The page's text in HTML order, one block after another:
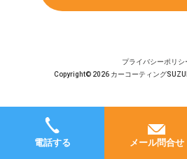
電話する メール問合せ
プライバシーポリシ
Copyright© 2026 カーコーティング